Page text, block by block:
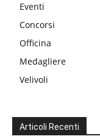
Eventi
Concorsi
Officina
Medagliere
Velivoli
Articoli Recenti